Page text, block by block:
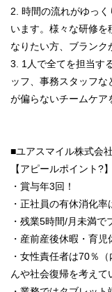
2. 時間の流れがゆっ
います。様々な研修を
なりたい方、ブランク
3. 1人で全てを担当す
ッフ、事務スタッフ
が偏らないチームケア
■ユアスマイル株式会
【アピールポイント?】
・賞与年3回！
・正社員の有休消化
・残業5時間/月未満で
・産前産後休暇・育
・女性責任者は70％
んや社会復帰を考えて